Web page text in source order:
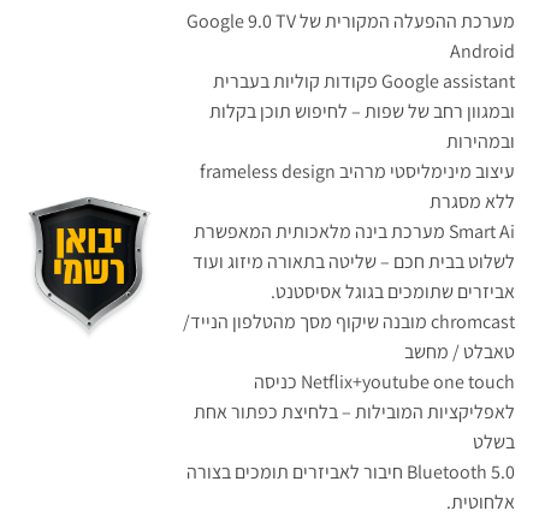
מערכת ההפעלה המקורית של Google 9.0 TV
Android
Google assistant פקודות קוליות בעברית
ובמגוון רחב של שפות – לחיפוש תוכן בקלות
ובמהירות
עיצוב מינימליסטי מרהיב frameless design
ללא מסגרת
Smart Ai מערכת בינה מלאכותית המאפשרת
לשלוט בבית חכם – שליטה בתאורה מיזוג ועוד
אביזרים שתומכים בגוגל אסיסטנט.
chromcast מובנה שיקוף מסך מהטלפון הנייד/
טאבלט / מחשב
Netflix+youtube one touch כניסה
לאפליקציות המובילות – בלחיצת כפתור אחת
בשלט
Bluetooth 5.0 חיבור לאביזרים תומכים בצורה
אלחוטית.